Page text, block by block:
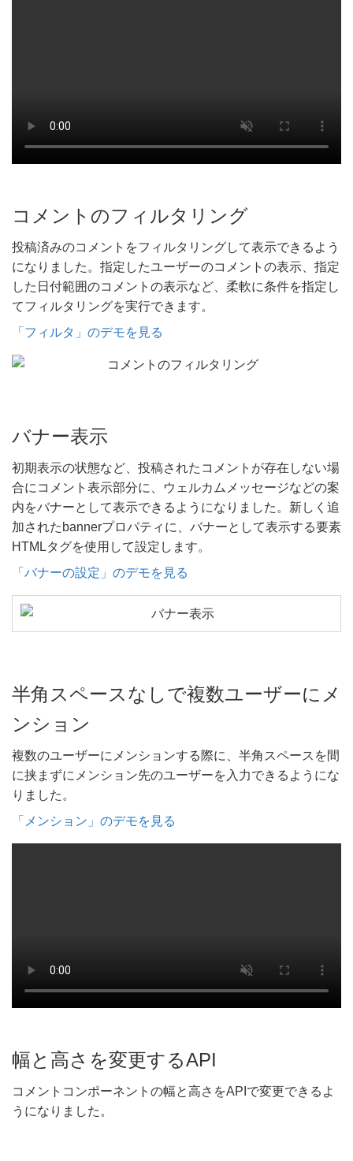
コメントのフィルタリング
投稿済みのコメントをフィルタリングして表示できるよう
になりました。指定したユーザーのコメントの表示、指定
した日付範囲のコメントの表示など、柔軟に条件を指定し
てフィルタリングを実行できます。
「フィルタ」のデモを見る
バナー表示
初期表示の状態など、投稿されたコメントが存在しない場
合にコメント表示部分に、ウェルカムメッセージなどの案
内をバナーとして表示できるようになりました。新しく追
加されたbanner​プロパティに、バナーとして表示する要素
HTMLタグを使用して設定します。
「バナーの設定」のデモを見る
半角スペースなしで複数ユーザーにメ
ンション
複数のユーザーにメンションする際に、半角スペースを間
に挟まずにメンション先のユーザーを入力できるようにな
りました。
「メンション」のデモを見る
幅と高さを変更するAPI
コメントコンポーネントの幅と高さをAPIで変更できるよ
うになりました。